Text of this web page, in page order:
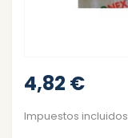
4,82 €
Impuestos incluidos